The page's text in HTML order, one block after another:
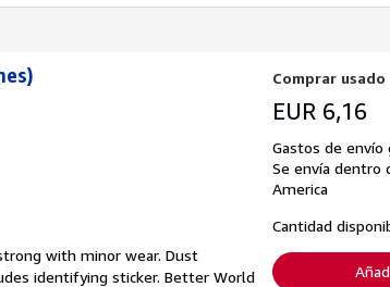
with minor wear. Dust
identifying sticker. Better World
Comprar usado
EUR 6,16
Gastos de envío
Se envía dentro
America
Cantidad